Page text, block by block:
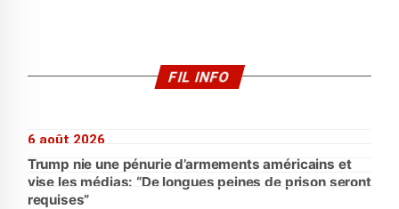
FIL INFO
6 août 2026
Trump nie une pénurie d’armements américains et
vise les médias: “De longues peines de prison seront
requises”